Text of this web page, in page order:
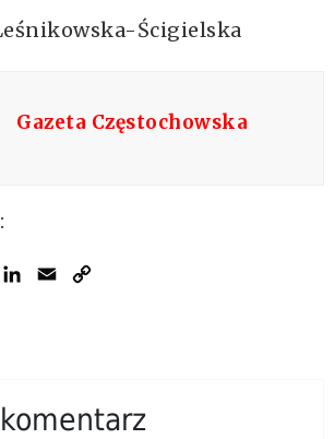
Ścigielska
Gazeta Częstochowska
WykopLinkedIn
Email